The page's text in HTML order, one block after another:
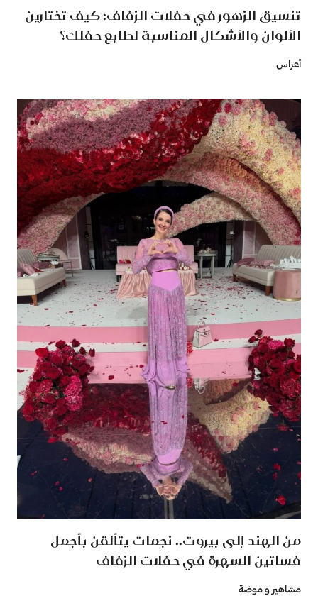
تنسيق الزهور في حفلات الزفاف: كيف تختارين
الألوان والأشكال المناسبة لطابع حفلك؟
أعراس
من الهند إلى بيروت.. نجمات يتألقن بأجمل
فساتين السهرة في حفلات الزفاف
مشاهير و موضة